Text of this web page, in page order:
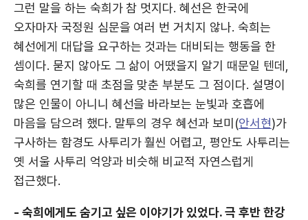
그런 말을 하는 숙희가 참 멋지다. 혜선은 한국에
오자마자 국정원 심문을 여러 번 거치지 않나. 숙희는
혜선에게 대답을 요구하는 것과는 대비되는 행동을 한
셈이다. 묻지 않아도 그 삶이 어땠을지 알기 때문일 텐데,
숙희를 연기할 때 초점을 맞춘 부분도 그 점이다. 설명이
많은 인물이 아니니 혜선을 바라보는 눈빛과 호흡에
마음을 담으려 했다. 말투의 경우 혜선과 보미(안서현)가
구사하는 함경도 사투리가 훨씬 어렵고, 평안도 사투리는
옛 서울 사투리 억양과 비슷해 비교적 자연스럽게
접근했다.
- 숙희에게도 숨기고 싶은 이야기가 있었다. 극 후반 한강